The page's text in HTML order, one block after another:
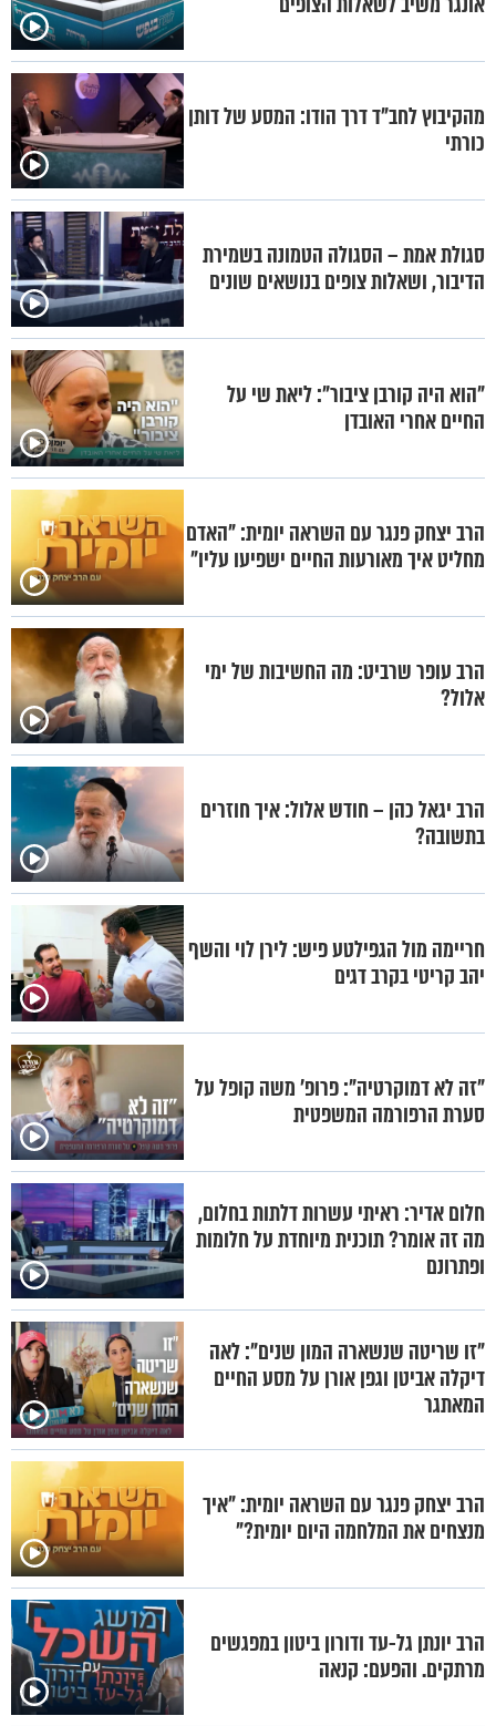
מהקיבוץ לחב"ד דרך הודו: המסע של דותן
כורתי
סגולת אמת – הסגולה הטמונה בשמירת
הדיבור, ושאלות צופים בנושאים שונים
"הוא היה קורבן ציבור": ליאת שי על
החיים אחרי האובדן
הרב יצחק פנגר עם השראה יומית: "האדם
מחליט איך מאורעות החיים ישפיעו עליו"
הרב עופר שרביט: מה החשיבות של ימי
אלול?
הרב יגאל כהן – חודש אלול: איך חוזרים
בתשובה?
חריימה מול הגפילטע פיש: לירן לוי והשף
יהב קריטי בקרב דגים
"זה לא דמוקרטיה": פרופ' משה קופל על
סערת הרפורמה המשפטית
חלום אדיר: ראיתי עשרות דלתות בחלום,
מה זה אומר? תוכנית מיוחדת על חלומות
ופתרונם
"זו שריטה שנשארה המון שנים": לאה
דיקלה אביטן וגפן אורן על מסע החיים
המאתגר
הרב יצחק פנגר עם השראה יומית: "איך
מנצחים את המלחמה היום יומית?"
הרב יונתן גל-עד ודורון ביטון במפגשים
מרתקים. והפעם: קנאה